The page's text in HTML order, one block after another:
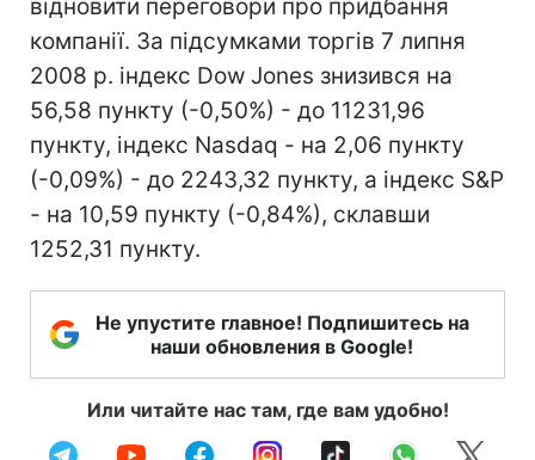
відновити переговори про придбання
компанії. За підсумками торгів 7 липня
2008 р. індекс Dow Jones знизився на
56,58 пункту (-0,50%) - до 11231,96
пункту, індекс Nasdaq - на 2,06 пункту
(-0,09%) - до 2243,32 пункту, а індекс S&P
- на 10,59 пункту (-0,84%), склавши
1252,31 пункту.
Не упустите главное! Подпишитесь на
наши обновления в Google!
Или читайте нас там, где вам удобно!